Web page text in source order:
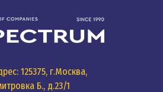
125375, г.Москва,
Б., д.23/1